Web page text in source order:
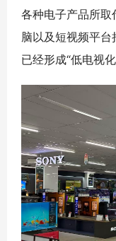
各种电子产品所
脑以及短视频平
已经形成“低电视化